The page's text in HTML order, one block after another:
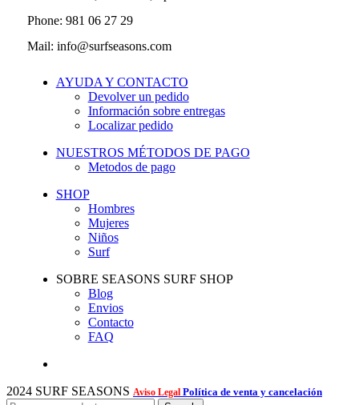
Phone: 981 06 27 29
Mail: info@surfseasons.com
AYUDA Y CONTACTO
Devolver un pedido
Información sobre entregas
Localizar pedido
NUESTROS MÉTODOS DE PAGO
Metodos de pago
SHOP
Hombres
Mujeres
Niños
Surf
SOBRE SEASONS SURF SHOP
Blog
Envios
Contacto
FAQ
2024 SURF SEASONS Aviso Legal Política de venta y cancelación